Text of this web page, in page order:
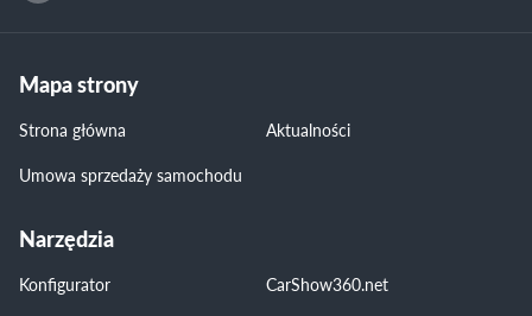
Mapa strony
Strona główna
Aktualności
Umowa sprzedaży samochodu
Narzędzia
Konfigurator CarShow360.net